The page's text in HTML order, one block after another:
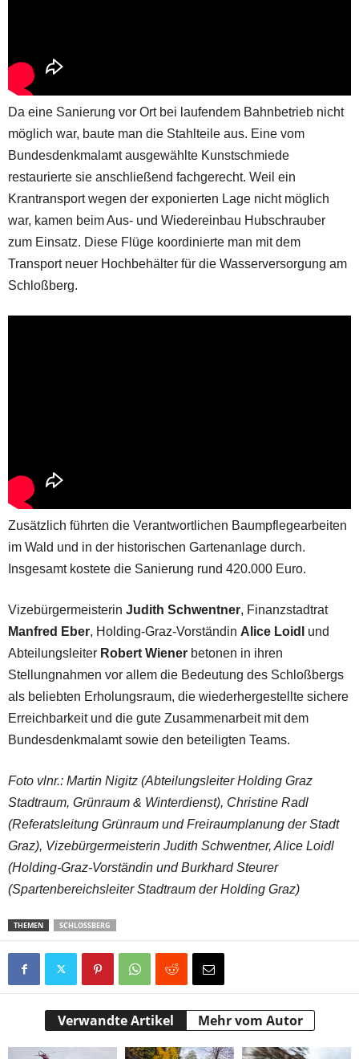
Da eine Sanierung vor Ort bei laufendem Bahnbetrieb nicht
möglich war, baute man die Stahlteile aus. Eine vom
Bundesdenkmalamt ausgewählte Kunstschmiede
restaurierte sie anschließend fachgerecht. Weil ein
Krantransport wegen der exponierten Lage nicht möglich
war, kamen beim Aus- und Wiedereinbau Hubschrauber
zum Einsatz. Diese Flüge koordinierte man mit dem
Transport neuer Hochbehälter für die Wasserversorgung am
Schloßberg.
Zusätzlich führten die Verantwortlichen Baumpflegearbeiten
im Wald und in der historischen Gartenanlage durch.
Insgesamt kostete die Sanierung rund 420.000 Euro.
Vizebürgermeisterin Judith Schwentner, Finanzstadtrat
Manfred Eber, Holding-Graz-Vorständin Alice Loidl
und
Abteilungsleiter Robert Wiener betonen in ihren
Stellungnahmen vor allem die Bedeutung des Schloßbergs
als beliebten Erholungsraum, die wiederhergestellte sichere
Erreichbarkeit und die gute Zusammenarbeit mit dem
Bundesdenkmalamt sowie den beteiligten Teams.
Foto vlnr.: Martin Nigitz (Abteilungsleiter Holding Graz
Stadtraum, Grünraum & Winterdienst), Christine Radl
(Referatsleitung Grünraum und Freiraumplanung der Stadt
Graz), Vizebürgermeisterin Judith Schwentner, Alice Loidl
(Holding-Graz-Vorständin und Burkhard Steurer
(Spartenbereichsleiter Stadtraum der Holding Graz)
THEMEN SCHLOSSBERG
Verwandte Artikel Mehr vom Autor